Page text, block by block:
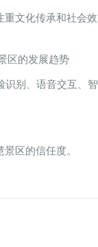
重文化传承和社会效
区的发展趋势
识别、语音交互、智
区的信任度。